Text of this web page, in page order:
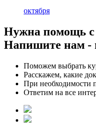
октября
Нужна помощь с
Напишите нам -
Поможем выбрать
Расскажем, какие
При необходимости
Ответим на все